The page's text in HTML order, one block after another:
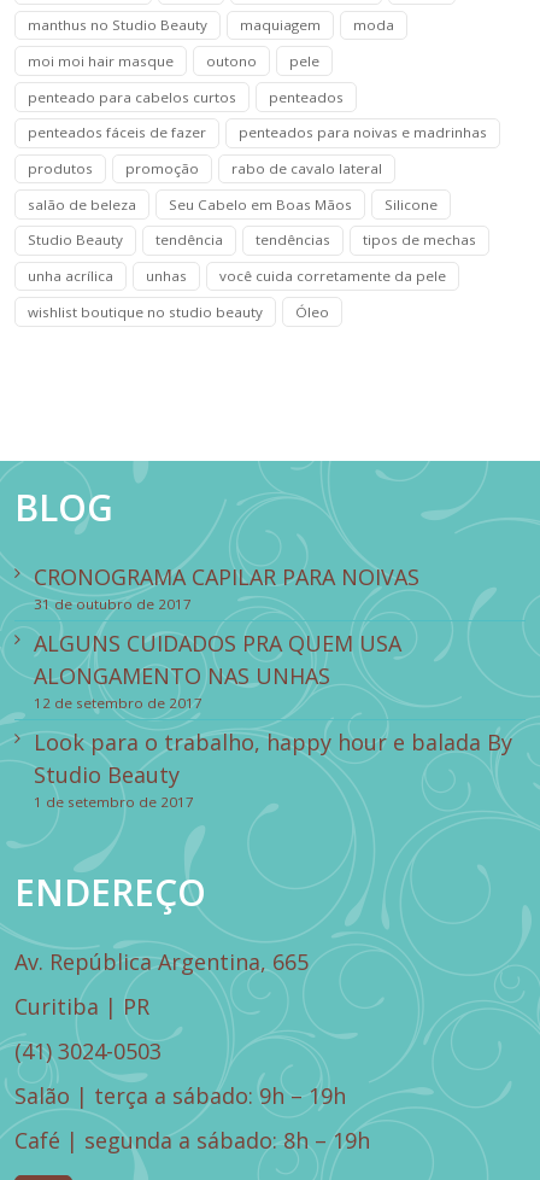
manthus no Studio Beauty
maquiagem
moda
moi moi hair masque
outono
pele
penteado para cabelos curtos
penteados
penteados fáceis de fazer
penteados para noivas e madrinhas
produtos
promoção
rabo de cavalo lateral
salão de beleza
Seu Cabelo em Boas Mãos
Silicone
Studio Beauty
tendência tendências
tipos de mechas
unha acrílica
unhas
você cuida corretamente da pele
wishlist boutique no studio beauty
Óleo
BLOG
CRONOGRAMA CAPILAR PARA NOIVAS
31 de outubro de 2017
ALGUNS CUIDADOS PRA QUEM USA
ALONGAMENTO NAS UNHAS
12 de setembro de 2017
Look para o trabalho, happy hour e balada By
Studio Beauty
1 de setembro de 2017
ENDEREÇO
Av. República Argentina, 665
Curitiba | PR
(41) 3024-0503
Salão | terça a sábado: 9h – 19h
Café | segunda a sábado: 8h – 19h